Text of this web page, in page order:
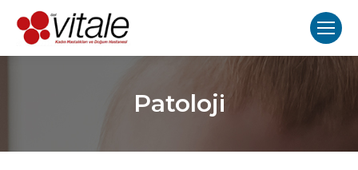
Patoloji